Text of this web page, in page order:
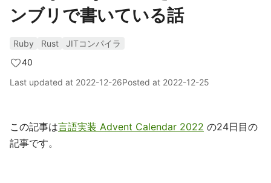
ンブリで書いている話
Ruby Rust
JITコンパイラ
40
Last updated at 2022-12-26Posted at 2022-12-25
この記事は言語実装 Advent Calendar 2022 の24日目の
記事です。